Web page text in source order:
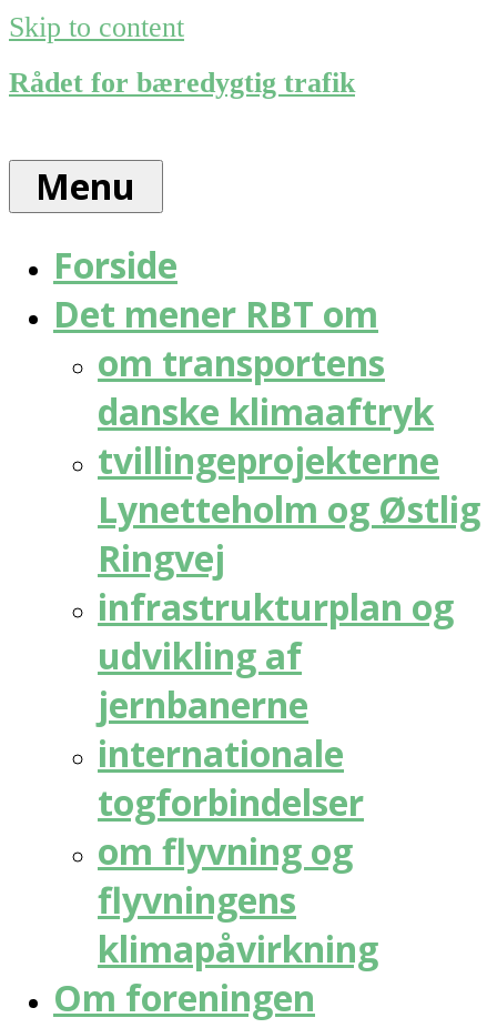
Skip to content
Rådet for bæredygtig trafik
Menu
Forside
Det mener RBT om
om transportens
danske klimaaftryk
tvillingeprojekterne
Lynetteholm og Østlig
Ringvej
infrastrukturplan og
udvikling af
jernbanerne
internationale
togforbindelser
om flyvning og
flyvningens
klimapåvirkning
Om foreningen